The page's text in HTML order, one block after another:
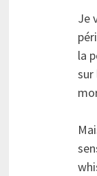
Je
la
sur